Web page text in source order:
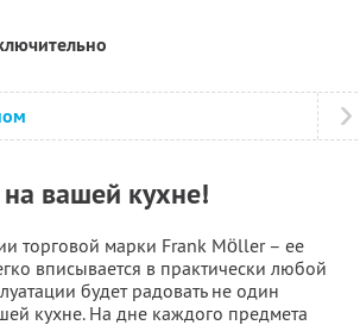
вашей кухне!
торговой марки Frank Möller – ее
вписывается в практически любой
будет радовать не один
кухне. На дне каждого предмета